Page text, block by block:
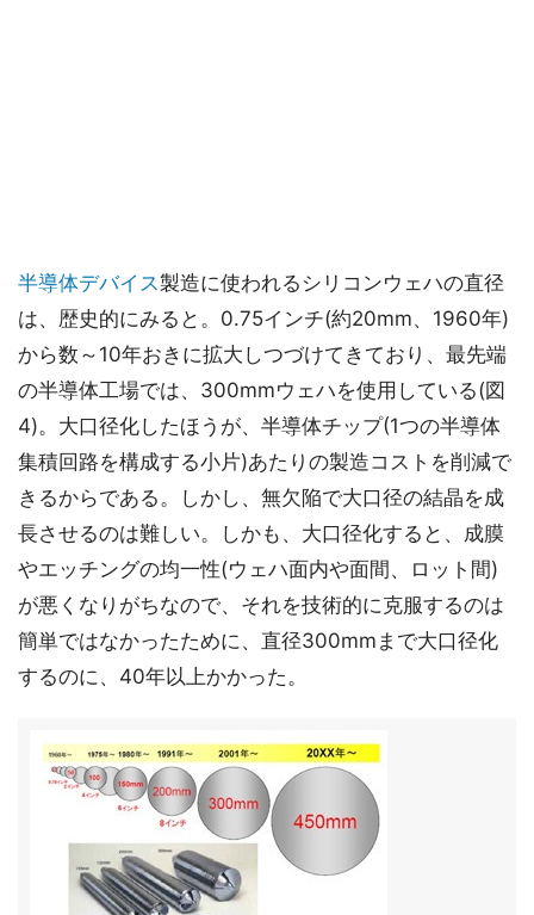
半導体デバイス製造に使われるシリコンウェハの直径
は、歴史的にみると。0.75インチ(約20mm、1960年)
から数～10年おきに拡大しつづけてきており、最先端
の半導体工場では、300mmウェハを使用している(図
4)。大口径化したほうが、半導体チップ(1つの半導体
集積回路を構成する小片)あたりの製造コストを削減で
きるからである。しかし、無欠陥で大口径の結晶を成
長させるのは難しい。しかも、大口径化すると、成膜
やエッチングの均一性(ウェハ面内や面間、ロット間)
が悪くなりがちなので、それを技術的に克服するのは
簡単ではなかったために、直径300mmまで大口径化
するのに、40年以上かかった。